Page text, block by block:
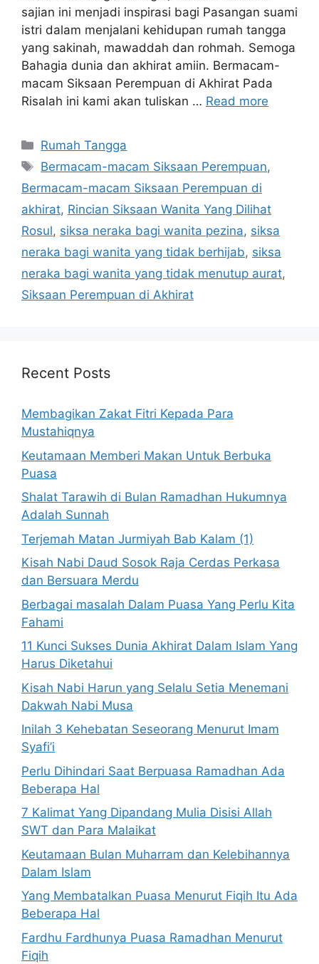
sajian ini menjadi inspirasi bagi Pasangan suami
istri dalam menjalani kehidupan rumah tangga
yang sakinah, mawaddah dan rohmah. Semoga
Bahagia dunia dan akhirat amiin. Bermacam-
macam Siksaan Perempuan di Akhirat Pada
Risalah ini kami akan tuliskan … Read more
Categories
Rumah Tangga
Tags
Bermacam-macam Siksaan Perempuan,
Bermacam-macam Siksaan Perempuan di
akhirat, Rincian Siksaan Wanita Yang Dilihat
Rosul, siksa neraka bagi wanita pezina, siksa
neraka bagi wanita yang tidak berhijab, siksa
neraka bagi wanita yang tidak menutup aurat,
Siksaan Perempuan di Akhirat
Recent Posts
Membagikan Zakat Fitri Kepada Para
Mustahiqnya
Keutamaan Memberi Makan Untuk Berbuka
Puasa
Shalat Tarawih di Bulan Ramadhan Hukumnya
Adalah Sunnah
Terjemah Matan Jurmiyah Bab Kalam (1)
Kisah Nabi Daud Sosok Raja Cerdas Perkasa
dan Bersuara Merdu
Berbagai masalah Dalam Puasa Yang Perlu Kita
Fahami
11 Kunci Sukses Dunia Akhirat Dalam Islam Yang
Harus Diketahui
Kisah Nabi Harun yang Selalu Setia Menemani
Dakwah Nabi Musa
Inilah 3 Kehebatan Seseorang Menurut Imam
Syafi’i
Perlu Dihindari Saat Berpuasa Ramadhan Ada
Beberapa Hal
7 Kalimat Yang Dipandang Mulia Disisi Allah
SWT dan Para Malaikat
Keutamaan Bulan Muharram dan Kelebihannya
Dalam Islam
Yang Membatalkan Puasa Menurut Fiqih Itu Ada
Beberapa Hal
Fardhu Fardhunya Puasa Ramadhan Menurut
Fiqih